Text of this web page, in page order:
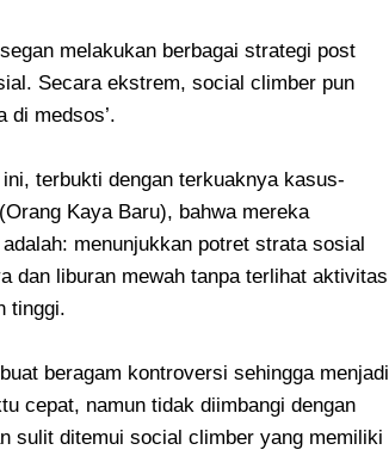
melakukan berbagai strategi post
Secara ekstrem, social climber pun
di medsos’.
terbukti dengan terkuaknya kasus-
Kaya Baru), bahwa mereka
menunjukkan potret strata sosial
dan liburan mewah tanpa terlihat aktivitas
tinggi.
beragam kontroversi sehingga menjadi
cepat, namun tidak diimbangi dengan
sulit ditemui social climber yang memiliki